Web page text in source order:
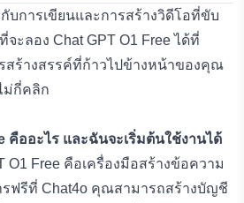
การเขียนและการสร้างวิดีโอที่ขับ
จะลอง Chat GPT O1 Free ได้ที่
ร้างสรรค์ที่ก้าวไปข้างหน้าของคุณ
ม่กี่คลิก
คืออะไร และฉันจะเริ่มต้นใช้งานได้
O1 Free คือเครื่องมือสร้างข้อความ
รฟรีที่ Chat4o คุณสามารถสร้างบัญชี